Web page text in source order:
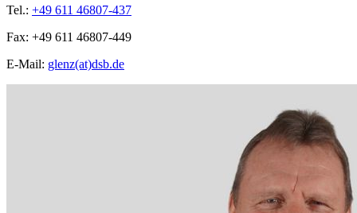
Tel.: +49 611 46807-437
Fax: +49 611 46807-449
E-Mail: glenz(at)dsb.de